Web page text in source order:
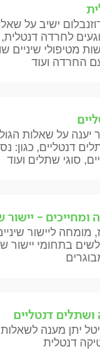
ישיב על
לחרדה דנטלית,
מטיפולי שיניים
החרדה ועוד
יענה על שאלות
דנטליים, כגון:
סוגי שתלים ועוד
ומחייכים - יישור
מומחה ליישור
בתחומי יישור
דנטליים
יתן מענה